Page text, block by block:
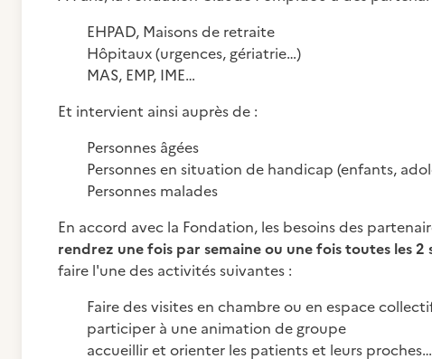
EHPAD, Maisons de retraite
Hôpitaux (urgences, gériatrie…)
MAS, EMP, IME…
Et intervient ainsi auprès de :
Personnes âgées
Personnes en situation de handicap (enfants,
Personnes malades
En accord avec la Fondation, les besoins des
rendrez une fois par semaine ou une fois toutes les 2
faire l'une des activités suivantes :
Faire des visites en chambre ou en espace
participer à une animation de groupe
accueillir et orienter les patients et leurs proches…